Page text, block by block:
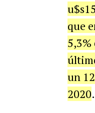
que
5,3%
un
2020.